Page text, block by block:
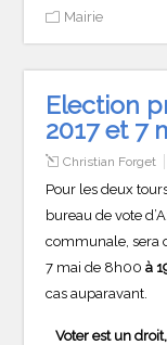
Mairie
Election
2017 et 7
Christian Forget
Pour les deux
bureau de vote
communale, sera
7 mai de 8h00à
cas auparavant.
Voter est un